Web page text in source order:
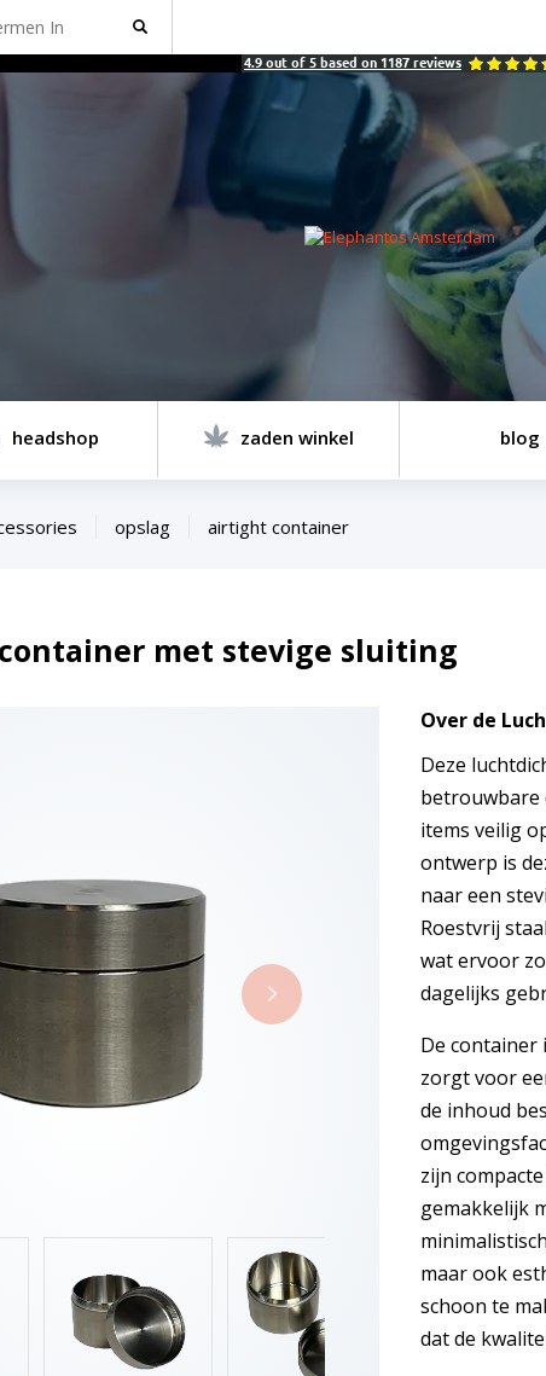
4.9 out of 5 based on 1187 reviews
headshop zaden winkel blog
opslag airtight container
met stevige sluiting
Over de
Deze
betrouwbare
items veilig
ontwerp is
naar een
Roestvrij
wat ervoor
dagelijks
De container
zorgt voor
de inhoud
zijn
gemakkelijk
maar ook
schoon te
dat de